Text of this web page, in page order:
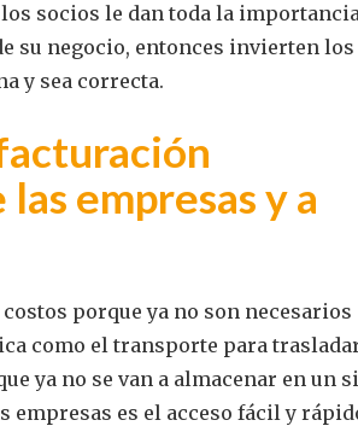
socios le dan toda la
su negocio, entonces invierten los
y sea correcta.
empresas y a
porque ya no son necesarios
como el transporte para
ya no se van a almacenar en un
es el acceso fácil y